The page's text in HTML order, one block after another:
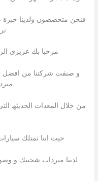
فنحن متخصصون ولدينا
مرحبا بك عزیزى
و صنفت شركتنا من افضل
من خلال المعدات الحدیثھ
حیث اننا نمتلك
لدینا مبردات شحنتك و